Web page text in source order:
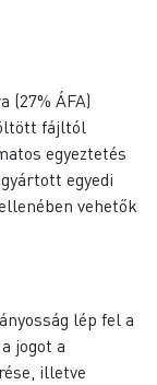
(27% ÁFA)
fájltól
egyeztetés
egyedi
vehetők
lép fel a
jogot a
illetve